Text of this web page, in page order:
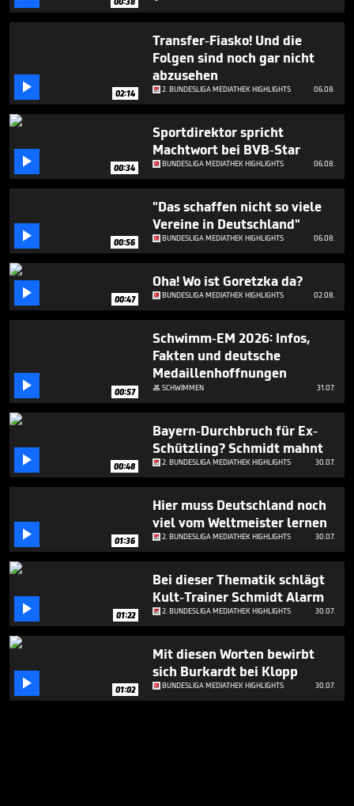
48
seconds
 02:14
Transfer-Fiasko! Und die
Folgen sind noch gar nicht
abzusehen
2. BUNDESLIGA MEDIATHEK HIGHLIGHTS 06.08.
 00:34
Sportdirektor spricht
Machtwort bei BVB-Star
BUNDESLIGA MEDIATHEK HIGHLIGHTS 06.08.
 00:56
"Das schaffen nicht so viele
Vereine in Deutschland"
BUNDESLIGA MEDIATHEK HIGHLIGHTS 06.08.
 00:47
Oha! Wo ist Goretzka da?
BUNDESLIGA MEDIATHEK HIGHLIGHTS 02.08.
 00:57
Schwimm-EM 2026: Infos,
Fakten und deutsche
Medaillenhoffnungen
SCHWIMMEN 31.07.
 00:48
Bayern-Durchbruch für Ex-
Schützling? Schmidt mahnt
2. BUNDESLIGA MEDIATHEK HIGHLIGHTS 30.07.
 01:36
Hier muss Deutschland noch
viel vom Weltmeister lernen
2. BUNDESLIGA MEDIATHEK HIGHLIGHTS 30.07.
 01:22
Bei dieser Thematik schlägt
Kult-Trainer Schmidt Alarm
2. BUNDESLIGA MEDIATHEK HIGHLIGHTS 30.07.
 01:02
Mit diesen Worten bewirbt
sich Burkardt bei Klopp
BUNDESLIGA MEDIATHEK HIGHLIGHTS 30.07.